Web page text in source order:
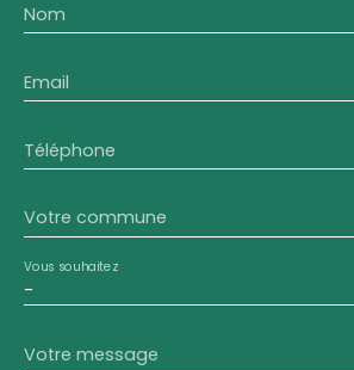
Nom
Email
Téléphone
Votre commune
-
Vous souhaitez
Votre message